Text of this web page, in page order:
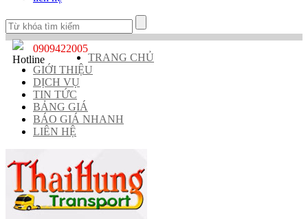
0909422005
TRANG CHỦ
GIỚI THIỆU
DỊCH VỤ
TIN TỨC
BẢNG GIÁ
BÁO GIÁ NHANH
LIÊN HỆ